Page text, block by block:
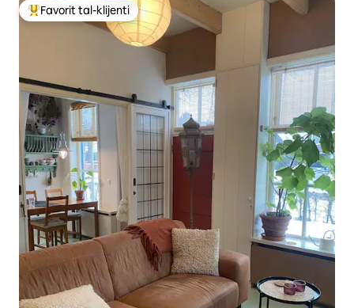
Wieħed mill-aqwa favoriti tal-klijenti
Favorit tal-klijenti